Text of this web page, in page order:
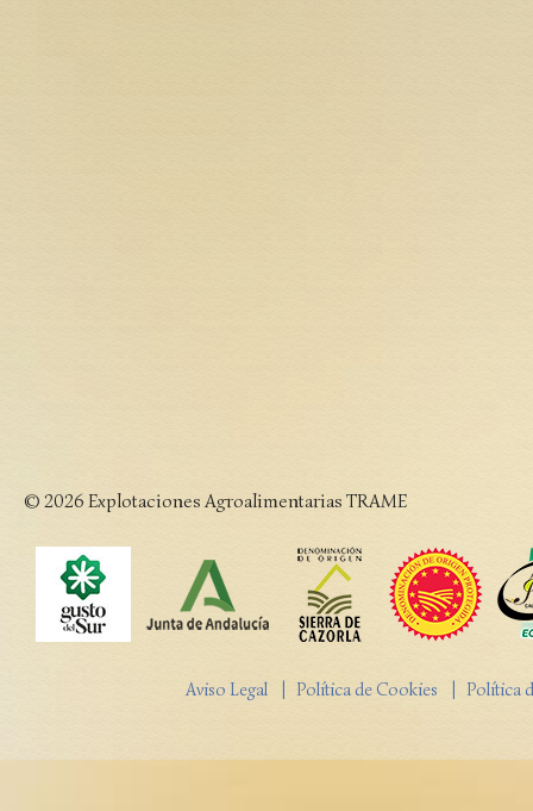
© 2026 Explotaciones Agroalimentarias TRAME
Aviso Legal | Política de Cookies | Política